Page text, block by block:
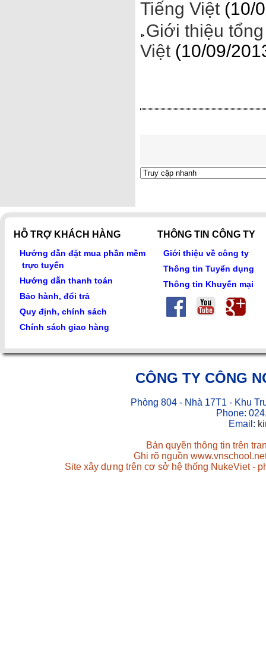
Tiếng Việt (10/
Giới thiệu
Việt (10/09/
HỖ TRỢ KHÁCH HÀNG
Hướng dẫn đặt mua phần mềm
trực tuyến
Hướng dẫn thanh toán
Bảo hành, đổi trả
Quy định, chính sách
Chính sách giao hàng
THÔNG TIN CÔNG TY
Giới thiệu về công ty
Thông tin Tuyển dụng
Thông tin Khuyến mại
CÔNG TY CÔNG
Phòng 804 - Nhà 17T1 - Khu
Phone:
Email:
Bản quyền thông tin trên
Ghi rõ nguồn
Site xây dựng trên cơ sở hệ thống NukeViet -